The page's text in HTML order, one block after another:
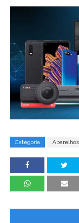
Categoria Aparelhos